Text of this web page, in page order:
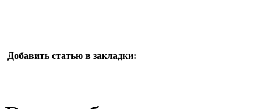
Добавить статью в закладки: